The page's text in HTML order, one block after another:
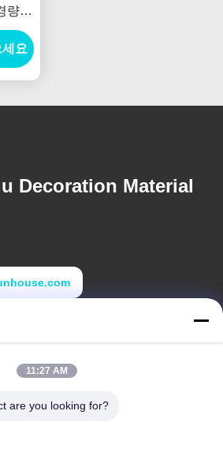
량 7
요
Decoration Material
11:27 AM
are you looking for?